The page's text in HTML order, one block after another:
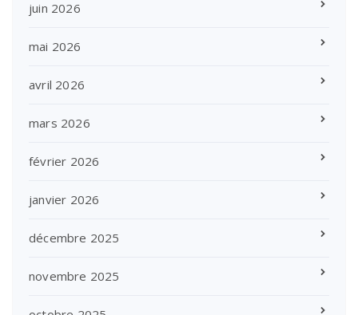
juin 2026
mai 2026
avril 2026
mars 2026
février 2026
janvier 2026
décembre 2025
novembre 2025